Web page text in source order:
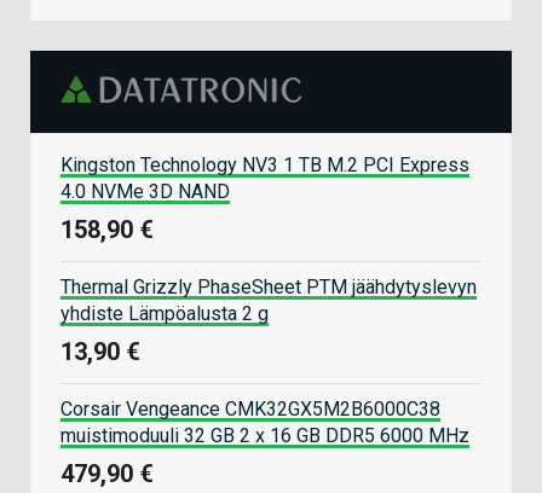
Kingston Technology NV3 1 TB M.2 PCI Express
4.0 NVMe 3D NAND
158,90 €
Thermal Grizzly PhaseSheet PTM jäähdytyslevyn
yhdiste Lämpöalusta 2 g
13,90 €
Corsair Vengeance CMK32GX5M2B6000C38
muistimoduuli 32 GB 2 x 16 GB DDR5 6000 MHz
479,90 €